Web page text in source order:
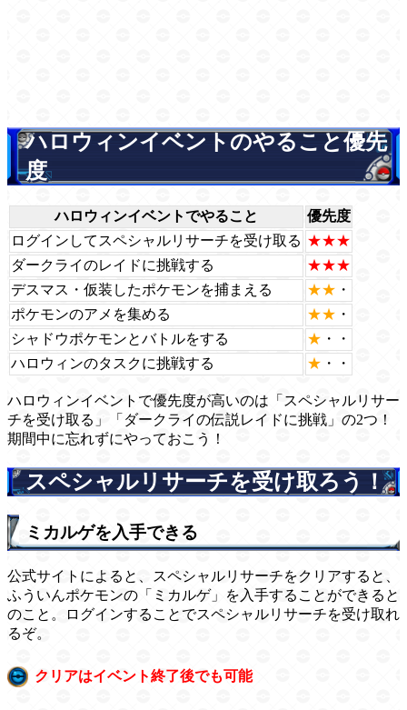
ハロウィンイベントのやること優先
度
ハロウィンイベントでやること
優先度
ログインしてスペシャルリサーチを受け取る ★★★
ダークライのレイドに挑戦する
★★★
デスマス・仮装したポケモンを捕まえる
★★ ・
ポケモンのアメを集める
★★ ・
シャドウポケモンとバトルをする
★ ・・
ハロウィンのタスクに挑戦する
★ ・・
ハロウィンイベントで優先度が高いのは「スペシャルリサー
チを受け取る」「ダークライの伝説レイドに挑戦」の2つ！
期間中に忘れずにやっておこう！
スペシャルリサーチを受け取ろう！
ミカルゲを入手できる
公式サイトによると、スペシャルリサーチをクリアすると、
ふういんポケモンの「ミカルゲ」を入手することができると
のこと。ログインすることでスペシャルリサーチを受け取れ
るぞ。
クリアはイベント終了後でも可能